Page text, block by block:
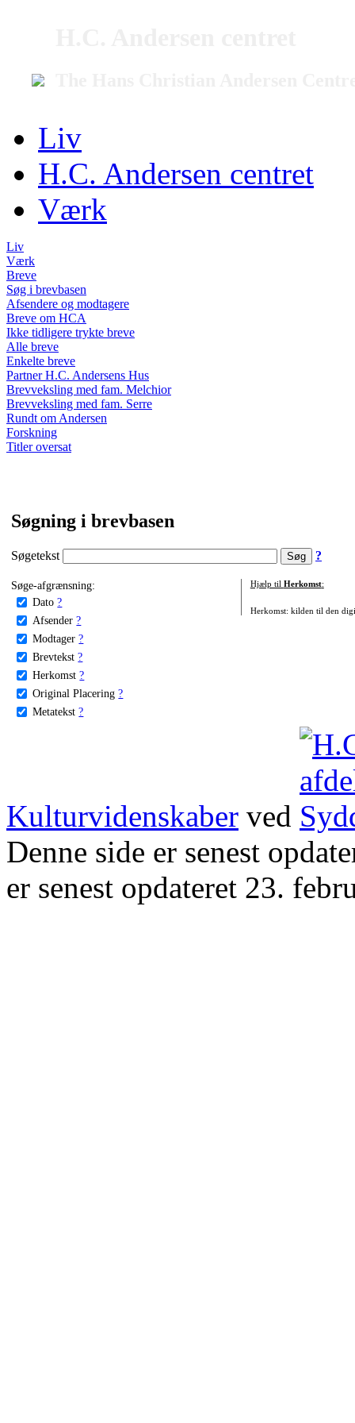
Liv
H.C. Andersen centret
Værk
Liv
Værk
Breve
Søg i brevbasen
Afsendere og modtagere
Breve om HCA
Ikke tidligere trykte breve
Alle breve
Enkelte breve
Partner H.C. Andersens Hus
Brevveksling med fam. Melchior
Brevveksling med fam. Serre
Rundt om Andersen
Forskning
Titler oversat
Søgning i brevbasen
Søgetekst ?
Søge-afgrænsning:
Dato ?
Afsender ?
Modtager ?
Brevtekst ?
Herkomst ?
Original Placering ?
Metatekst ?
Hjælp til Herkomst:
Herkomst: kilden til den
Kulturvidenskaber ved
Denne side er senest
er senest opdateret 23.